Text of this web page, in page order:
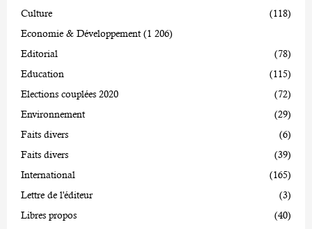
Culture
(118)
Economie & Développement (1 206)
Editorial
(78)
Education
(115)
Elections couplées 2020
(72)
Environnement
(29)
Faits divers
(6)
Faits divers
(39)
International
(165)
Lettre de l'éditeur
(3)
Libres propos
(40)